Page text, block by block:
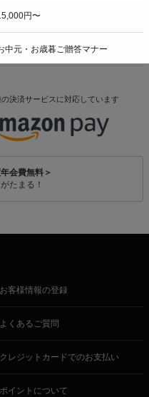
円〜
中元・お歳暮ご贈答マナー
決済サービスに対応しています
会費無料＞
たまる！
お客様情報の登録
よくあるご質問
クレジットカードでのお支払い
ポイントについて